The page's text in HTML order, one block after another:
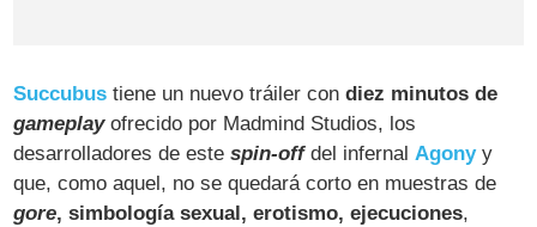
Succubus tiene un nuevo tráiler condiez minutos de
gameplayofrecido por Madmind Studios, los
desarrolladores de estespin-offdel infernalAgonyy
que, como aquel, no se quedará corto en muestras de
gore, simbología sexual, erotismo, ejecuciones,